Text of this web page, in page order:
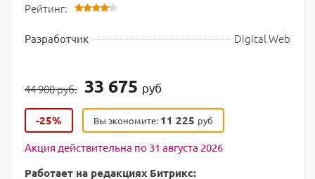
Рейтинг:
Разработчик Digital Web
44 900 руб. 33 675 руб
-25% Вы экономите: 11 225 руб
Акция действительна по 31 августа 2026
Работает на редакциях Битрикс: